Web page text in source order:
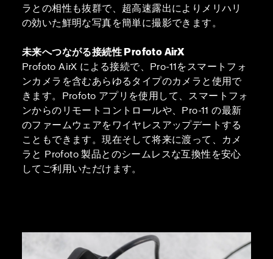
ラとの相性も抜群で、超高速露出によりメリハリ
の効いた鮮明な写真を簡単に撮影できます。
未来へつながる接続性 Profoto AirX
Profoto AirX による接続で、Pro-11をスマートフォ
ンカメラを含むあらゆるタイプのカメラと使用で
きます。Profoto アプリを使用して、スマートフォ
ンからのリモートコントロールや、Pro-11 の最新
のファームウェアをワイヤレスアップデートする
こともできます。現在そして将来に渡って、カメ
ラと Profoto 製品とのシームレスな互換性を安心
してご利用いただけます。